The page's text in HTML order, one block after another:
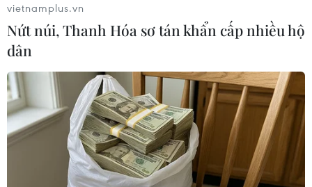
Năm 2023, tập trung giám sát những lĩnh
vực dễ phát sinh tiêu cực
vietnamplus.vn
Nứt núi, Thanh Hóa sơ tán khẩn cấp nhiều hộ
dân